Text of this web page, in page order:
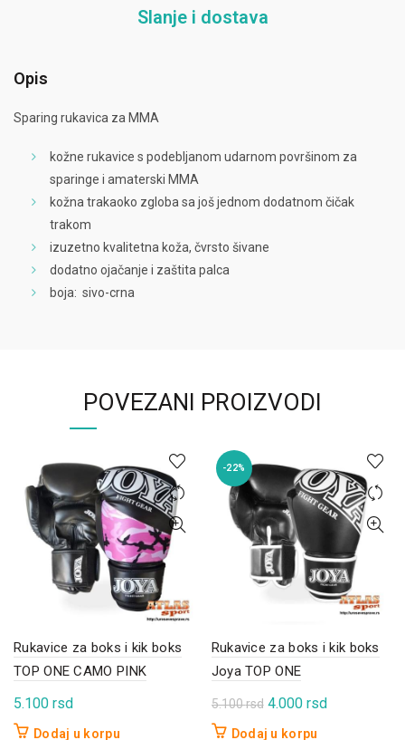
Slanje i dostava
Opis
Sparing rukavica za MMA
kožne rukavice s podebljanom udarnom površinom za
sparinge i amaterski MMA
kožna trakaoko zgloba sa još jednom dodatnom čičak
trakom
izuzetno kvalitetna koža, čvrsto šivane
dodatno ojačanje i zaštita palca
boja: sivo-crna
POVEZANI PROIZVODI
Rukavice za boks i kik boks
TOP ONE CAMO PINK
5.100 rsd
Dodaj u korpu
-22%
Rukavice za boks i kik boks
Joya TOP ONE
5.100rsd Originalna
cena
4.000 rsdTrenutna
Dodaj u korpu